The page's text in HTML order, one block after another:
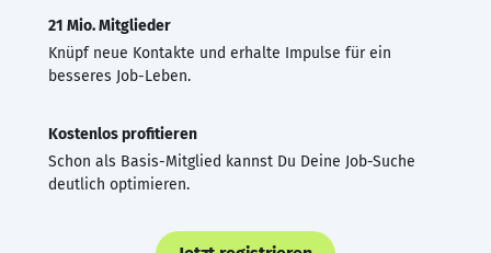
21 Mio. Mitglieder
Knüpf neue Kontakte und erhalte Impulse für ein
besseres Job-Leben.
Kostenlos profitieren
Schon als Basis-Mitglied kannst Du Deine Job-Suche
deutlich optimieren.